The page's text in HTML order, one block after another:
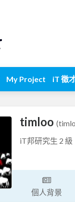
My Project iT 徵
timloo
iT邦研究生 2
個人背景